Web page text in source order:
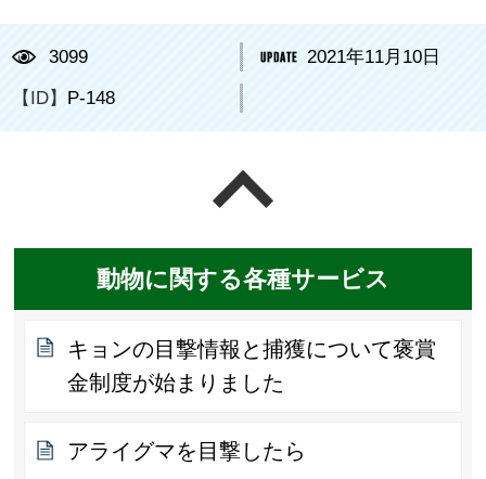
3099 2021年11月10日
【ID】 P-148
動物に関する各種サービス
キョンの目撃情報と捕獲について褒賞
金制度が始まりました
アライグマを目撃したら